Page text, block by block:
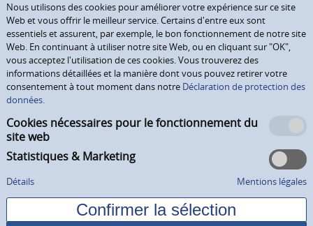
Nous utilisons des cookies pour améliorer votre expérience sur ce site
Web et vous offrir le meilleur service. Certains d'entre eux sont
essentiels et assurent, par exemple, le bon fonctionnement de notre site
Web. En continuant à utiliser notre site Web, ou en cliquant sur "OK",
vous acceptez l'utilisation de ces cookies. Vous trouverez des
informations détaillées et la manière dont vous pouvez retirer votre
consentement à tout moment dans notre Déclaration de protection des
données.
Cookies nécessaires pour le fonctionnement du
site web
Statistiques & Marketing
Détails Mentions légales